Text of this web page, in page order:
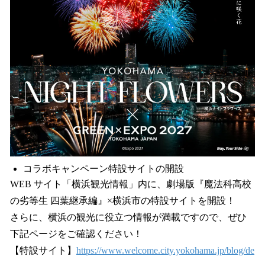
コラボキャンペーン特設サイトの開設
WEB サイト「横浜観光情報」内に、劇場版『魔法科高校
の劣等生 四葉継承編』×横浜市の特設サイトを開設！
さらに、横浜の観光に役立つ情報が満載ですので、ぜひ
下記ページをご確認ください！
【特設サイト】 https://www.welcome.city.yokohama.jp/blog/de